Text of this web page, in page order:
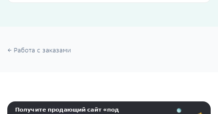
Работа с заказами
Получите продающий сайт «под